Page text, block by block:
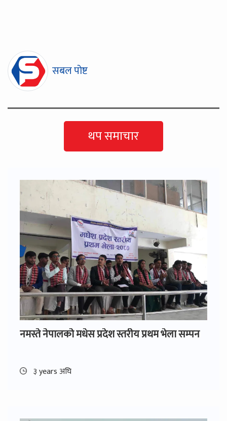
सबल पोष्ट
थप समाचार
नमस्ते नेपालको मधेस प्रदेश स्तरीय प्रथम भेला सम्पन
३ years अघि